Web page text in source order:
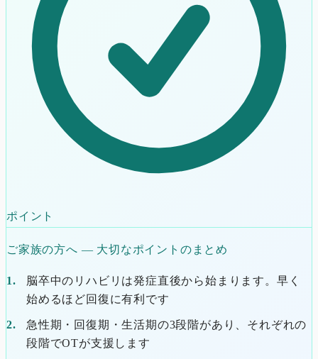
ポイント
ご家族の方へ ― 大切なポイントのまとめ
脳卒中のリハビリは発症直後から始まります。早く
始めるほど回復に有利です
急性期・回復期・生活期の3段階があり、それぞれの
段階でOTが支援します